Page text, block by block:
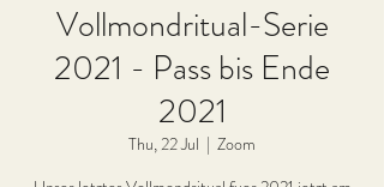
Vollmondritual-Serie
2021 - Pass bis Ende
2021
Thu, 22 Jul
  |
Zoom